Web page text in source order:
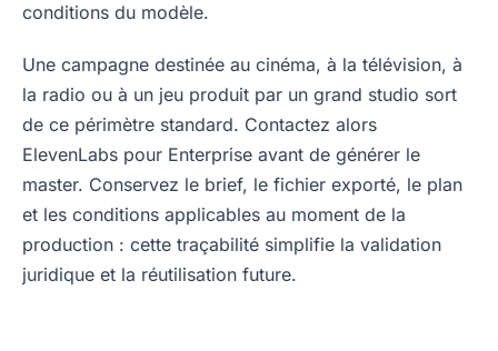
conditions du modèle.
Une campagne destinée au cinéma, à la télévision, à
la radio ou à un jeu produit par un grand studio sort
de ce périmètre standard. Contactez alors
ElevenLabs pour Enterprise avant de générer le
master. Conservez le brief, le fichier exporté, le plan
et les conditions applicables au moment de la
production : cette traçabilité simplifie la validation
juridique et la réutilisation future.